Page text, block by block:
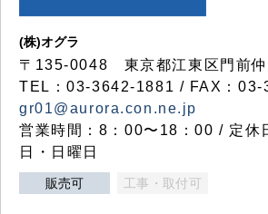
(株)オグラ
〒135-0048 東京都江東区門前
TEL：03-3642-1881 / FAX：
gr01@aurora.con.ne.jp
営業時間：8：00〜18：00 / 定休
日・日曜日
販売可 工事・取付可